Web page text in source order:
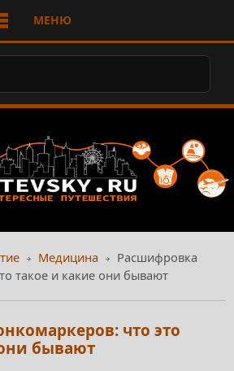
МЕНЮ
Медицина
Расшифровка
такое и какие они бывают
что это
бывают